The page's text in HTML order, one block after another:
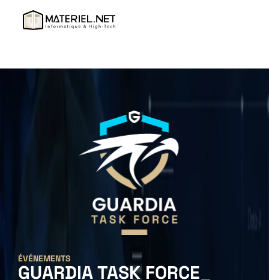
ÉVÉNEMENTS
GUARDIA TASKFORCE